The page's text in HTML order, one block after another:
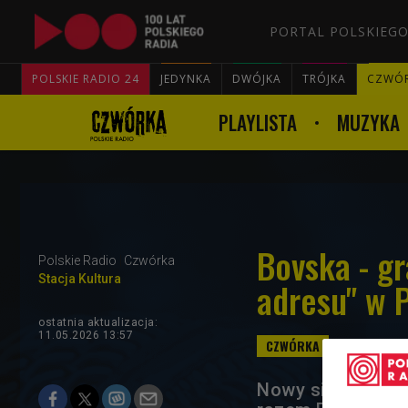
PORTAL
POLSKIE RADIO 24 JEDYNKA DWÓJKA TRÓJKA
PLAYLISTA MUZYKA
Polskie Radio
Czwórka
Stacja Kultura
Bovska -
adresu" w
ostatnia aktualizacja:
11.05.2026 13:57
Nowy singiel,